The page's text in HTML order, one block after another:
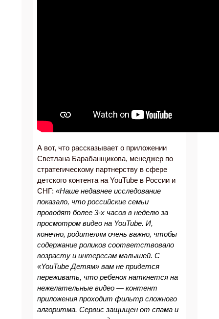
А вот, что рассказывает о приложении
Светлана Барабанщикова, менеджер по
стратегическому партнерству в сфере
детского контента на YouTube в России и
СНГ: «Наше недавнее исследование
показало, что российские семьи
проводят более 3-х часов в неделю за
просмотром видео на YouTube. И,
конечно, родителям очень важно, чтобы
содержание роликов соответствовало
возрасту и интересам малышей. C
«YouTube Детям» вам не придется
переживать, что ребенок наткнется на
нежелательные видео — контент
приложения проходит фильтр сложного
алгоритма. Сервис защищен от спама и